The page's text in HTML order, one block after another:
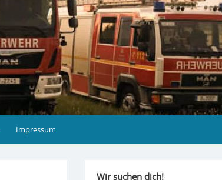
Impressum
Wir suchen dich!